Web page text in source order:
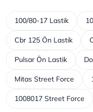
100/80-17 Lastik
Cbr 125 Ön Lastik
Pulsar Ön Lastik
Mitas Street Force
1008017 Street Force